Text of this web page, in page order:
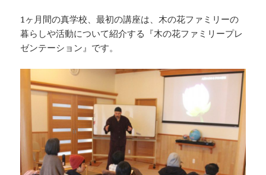
1ヶ月間の真学校、最初の講座は、木の花ファミリーの
暮らしや活動について紹介する『木の花ファミリープレ
ゼンテーション』です。